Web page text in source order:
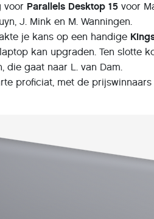
voor Parallels Desktop 15 voor
J. Mink en M. Wanningen.
je kans op een handige
kan upgraden. Ten slotte
die gaat naar L. van Dam.
proficiat, met de